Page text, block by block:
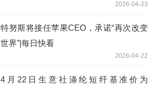
2026-04-23
特努斯将接任苹果CEO，承诺“再次改变
世界”|每日快看
2026-04-22
4月22日生意社涤纶短纤基准价为